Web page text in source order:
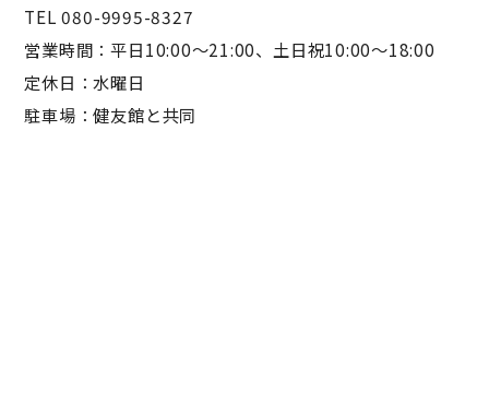
TEL 080-9995-8327
営業時間：平日10:00〜21:00、土日祝10:00〜18:00
定休日：水曜日
駐車場：健友館と共同